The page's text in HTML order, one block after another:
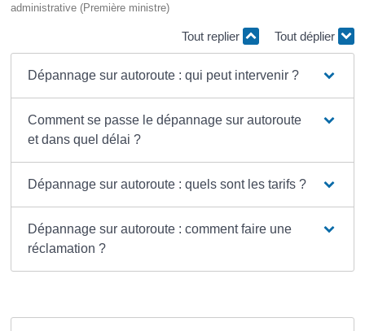
administrative (Première ministre)
Tout replier Tout déplier
Dépannage sur autoroute : qui peut intervenir ?
Comment se passe le dépannage sur autoroute
et dans quel délai ?
Dépannage sur autoroute : quels sont les tarifs ?
Dépannage sur autoroute : comment faire une
réclamation ?